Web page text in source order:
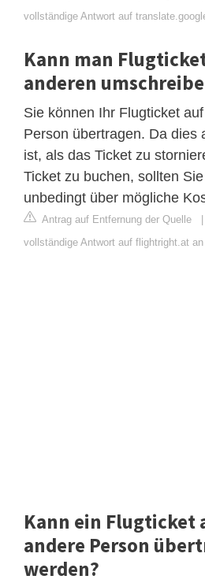
vollständige Antwort auf
Kann man
anderen
Sie können Ihr Flugticket
Person übertragen. Da dies
ist, als das Ticket zu
Ticket zu buchen, sollten
unbedingt über mögliche
Antrag auf Entfernung der Quelle
vollständige Antwort auf flightright.at an
Kann ein Flugticket
andere Person
werden?